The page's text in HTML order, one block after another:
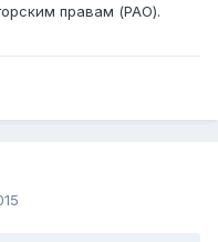
правам (РАО).